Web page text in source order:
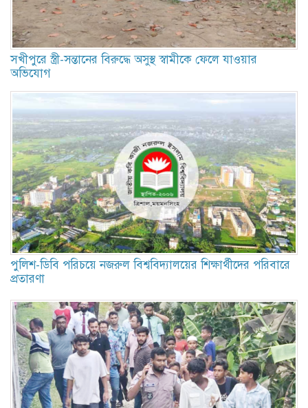
সখীপুরে স্ত্রী-সন্তানের বিরুদ্ধে অসুস্থ স্বামীকে ফেলে যাওয়ার
অভিযোগ
পুলিশ-ডিবি পরিচয়ে নজরুল বিশ্ববিদ্যালয়ের শিক্ষার্থীদের পরিবারে
প্রতারণা